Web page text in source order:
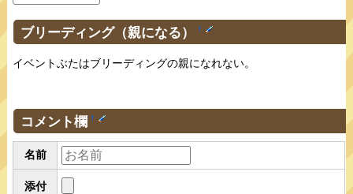
ブリーディング（親になる） †
イベントぶたはブリーディングの親になれない。
コメント欄 †
名前
添付